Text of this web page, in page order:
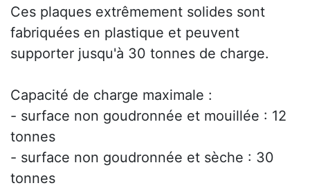
Ces plaques extrêmement solides sont
fabriquées en plastique et peuvent
supporter jusqu'à 30 tonnes de charge.
Capacité de charge maximale :
- surface non goudronnée et mouillée : 12
tonnes
- surface non goudronnée et sèche : 30
tonnes